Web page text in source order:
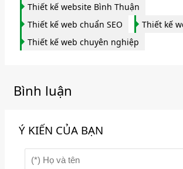
Thiết kế website Bình Thuận
Thiết kế web chuẩn SEO
Thiết kế
Thiết kế web chuyên nghiệp
Bình luận
Ý KIẾN CỦA BẠN